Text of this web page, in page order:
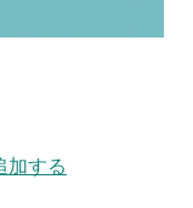
加する